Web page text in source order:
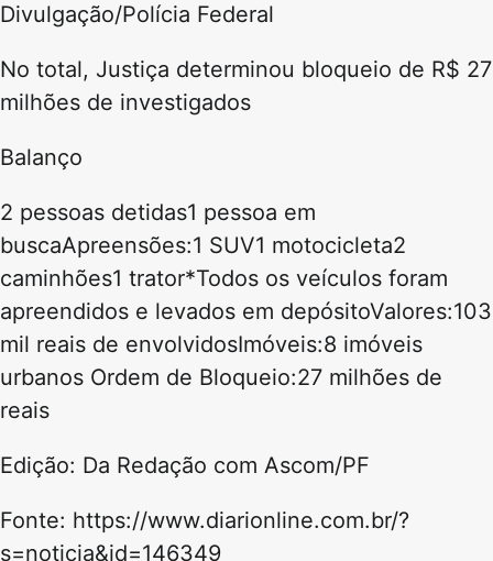
Divulgação/Polícia Federal
No total, Justiça determinou bloqueio de R$ 27
milhões de investigados
Balanço
2 pessoas detidas1 pessoa em
buscaApreensões:1 SUV1 motocicleta2
caminhões1 trator*Todos os veículos foram
apreendidos e levados em depósitoValores:103
mil reais de envolvidosImóveis:8 imóveis
urbanos Ordem de Bloqueio:27 milhões de
reais
Edição: Da Redação com Ascom/PF
Fonte: https://www.diarionline.com.br/?
s=noticia&id=146349